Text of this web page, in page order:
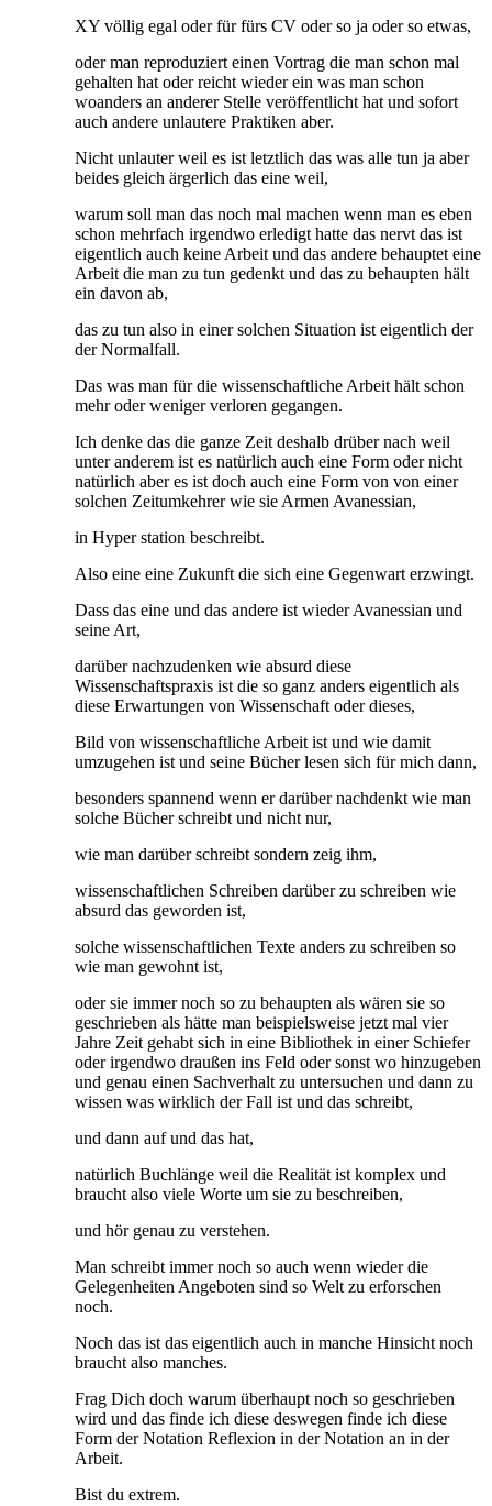
XY völlig egal oder für fürs CV oder so ja oder so etwas,
oder man reproduziert einen Vortrag die man schon mal
gehalten hat oder reicht wieder ein was man schon
woanders an anderer Stelle veröffentlicht hat und sofort
auch andere unlautere Praktiken aber.
Nicht unlauter weil es ist letztlich das was alle tun ja aber
beides gleich ärgerlich das eine weil,
warum soll man das noch mal machen wenn man es eben
schon mehrfach irgendwo erledigt hatte das nervt das ist
eigentlich auch keine Arbeit und das andere behauptet eine
Arbeit die man zu tun gedenkt und das zu behaupten hält
ein davon ab,
das zu tun also in einer solchen Situation ist eigentlich der
der Normalfall.
Das was man für die wissenschaftliche Arbeit hält schon
mehr oder weniger verloren gegangen.
Ich denke das die ganze Zeit deshalb drüber nach weil
unter anderem ist es natürlich auch eine Form oder nicht
natürlich aber es ist doch auch eine Form von von einer
solchen Zeitumkehrer wie sie Armen Avanessian,
in Hyper station beschreibt.
Also eine eine Zukunft die sich eine Gegenwart erzwingt.
Dass das eine und das andere ist wieder Avanessian und
seine Art,
darüber nachzudenken wie absurd diese
Wissenschaftspraxis ist die so ganz anders eigentlich als
diese Erwartungen von Wissenschaft oder dieses,
Bild von wissenschaftliche Arbeit ist und wie damit
umzugehen ist und seine Bücher lesen sich für mich dann,
besonders spannend wenn er darüber nachdenkt wie man
solche Bücher schreibt und nicht nur,
wie man darüber schreibt sondern zeig ihm,
wissenschaftlichen Schreiben darüber zu schreiben wie
absurd das geworden ist,
solche wissenschaftlichen Texte anders zu schreiben so
wie man gewohnt ist,
oder sie immer noch so zu behaupten als wären sie so
geschrieben als hätte man beispielsweise jetzt mal vier
Jahre Zeit gehabt sich in eine Bibliothek in einer Schiefer
oder irgendwo draußen ins Feld oder sonst wo hinzugeben
und genau einen Sachverhalt zu untersuchen und dann zu
wissen was wirklich der Fall ist und das schreibt,
und dann auf und das hat,
natürlich Buchlänge weil die Realität ist komplex und
braucht also viele Worte um sie zu beschreiben,
und hör genau zu verstehen.
Man schreibt immer noch so auch wenn wieder die
Gelegenheiten Angeboten sind so Welt zu erforschen
noch.
Noch das ist das eigentlich auch in manche Hinsicht noch
braucht also manches.
Frag Dich doch warum überhaupt noch so geschrieben
wird und das finde ich diese deswegen finde ich diese
Form der Notation Reflexion in der Notation an in der
Arbeit.
Bist du extrem.